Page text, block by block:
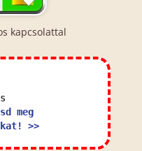
kapcsolattal
meg
>>